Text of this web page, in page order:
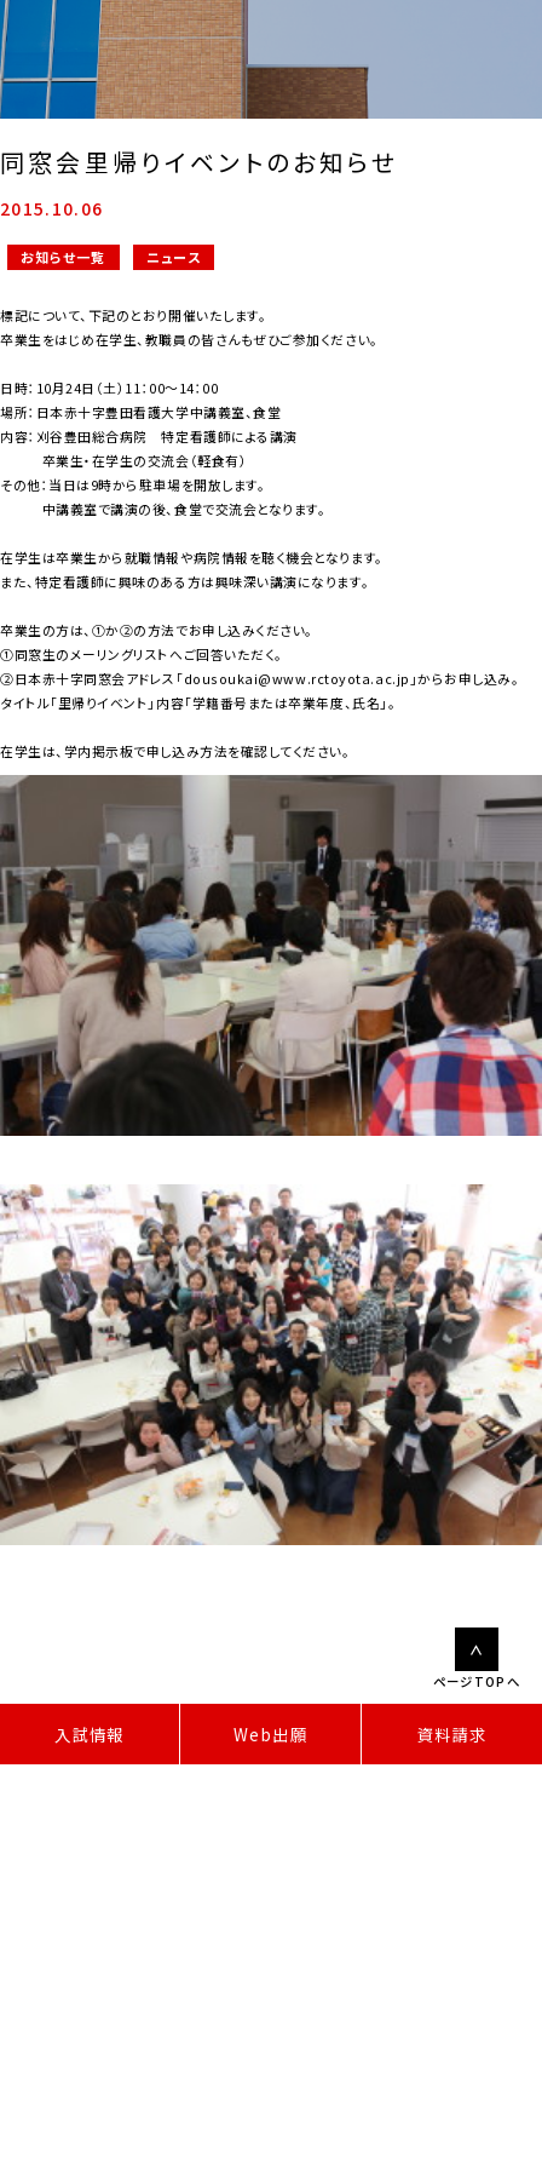
入試情報 Web出願 資料請求
同窓会里帰りイベントのお知らせ
2015.10.06
お知らせ一覧 ニュース
標記について、下記のとおり開催いたします。
卒業生をはじめ在学生、教職員の皆さんもぜひご参加ください。
日時：10月24日（土）11：00～14：00
場所：日本赤十字豊田看護大学中講義室、食堂
内容：刈谷豊田総合病院 特定看護師による講演
卒業生・在学生の交流会（軽食有）
その他：当日は9時から駐車場を開放します。
中講義室で講演の後、食堂で交流会となります。
在学生は卒業生から就職情報や病院情報を聴く機会となります。
また、特定看護師に興味のある方は興味深い講演になります。
卒業生の方は、①か②の方法でお申し込みください。
①同窓生のメーリングリストへご回答いただく。
②日本赤十字同窓会アドレス「dousoukai@www.rctoyota.ac.jp」からお申し込み。
タイトル「里帰りイベント」内容「学籍番号または卒業年度、氏名」。
在学生は、学内掲示板で申し込み方法を確認してください。
ページTOPへ